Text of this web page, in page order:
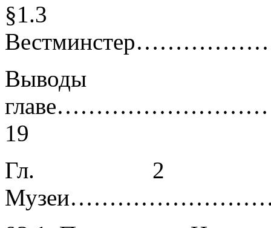
§1.3
Выводы
19
Гл. 2